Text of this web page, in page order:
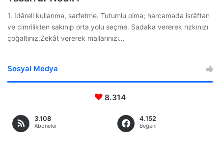
1. İdâreli kullanma, sarfetme. Tutumlu olma; harcamada isrâftan
ve cimrilikten sakınıp orta yolu seçme. Sadaka vererek rızkınızı
çoğaltınız.Zekât vererek mallarınızı…
Sosyal Medya
8.314
3.108
Aboneler
4.152
Beğeni